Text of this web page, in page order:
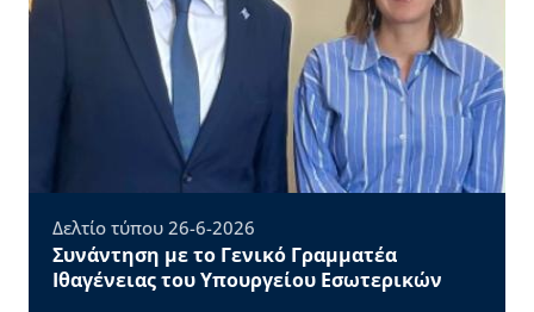
Δελτίο τύπου 26-6-2026
Συνάντηση με το Γενικό Γραμματέα
Ιθαγένειας του Υπουργείου Εσωτερικών